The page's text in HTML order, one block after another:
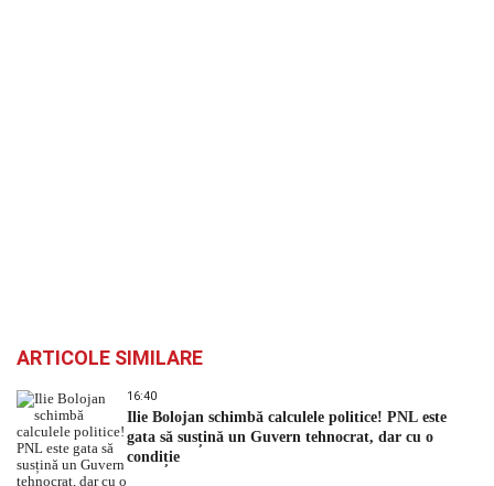
ARTICOLE SIMILARE
16:40
Ilie Bolojan schimbă calculele politice! PNL este
gata să susțină un Guvern tehnocrat, dar cu o
condiție